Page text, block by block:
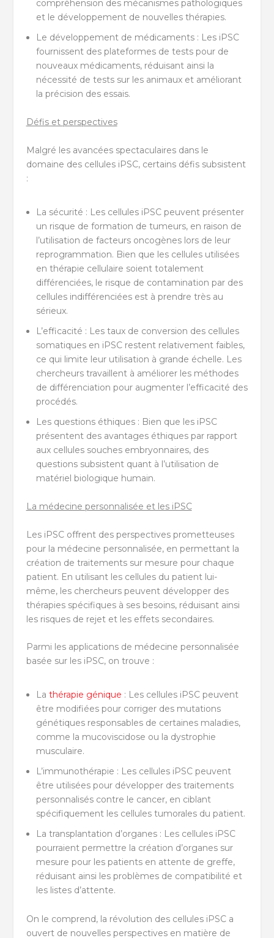
compréhension des mécanismes pathologiques
et le développement de nouvelles thérapies.
Le développement de médicaments : Les iPSC
fournissent des plateformes de tests pour de
nouveaux médicaments, réduisant ainsi la
nécessité de tests sur les animaux et améliorant
la précision des essais.
Défis et perspectives
Malgré les avancées spectaculaires dans le
domaine des cellules iPSC, certains défis subsistent
:
La sécurité : Les cellules iPSC peuvent présenter
un risque de formation de tumeurs, en raison de
l’utilisation de facteurs oncogènes lors de leur
reprogrammation. Bien que les cellules utilisées
en thérapie cellulaire soient totalement
différenciées, le risque de contamination par des
cellules indifférenciées est à prendre très au
sérieux.
L’efficacité : Les taux de conversion des cellules
somatiques en iPSC restent relativement faibles,
ce qui limite leur utilisation à grande échelle. Les
chercheurs travaillent à améliorer les méthodes
de différenciation pour augmenter l’efficacité des
procédés.
Les questions éthiques : Bien que les iPSC
présentent des avantages éthiques par rapport
aux cellules souches embryonnaires, des
questions subsistent quant à l’utilisation de
matériel biologique humain.
La médecine personnalisée et les iPSC
Les iPSC offrent des perspectives prometteuses
pour la médecine personnalisée, en permettant la
création de traitements sur mesure pour chaque
patient. En utilisant les cellules du patient lui-
même, les chercheurs peuvent développer des
thérapies spécifiques à ses besoins, réduisant ainsi
les risques de rejet et les effets secondaires.
Parmi les applications de médecine personnalisée
basée sur les iPSC, on trouve :
La thérapie génique : Les cellules iPSC peuvent
être modifiées pour corriger des mutations
génétiques responsables de certaines maladies,
comme la mucoviscidose ou la dystrophie
musculaire.
L’immunothérapie : Les cellules iPSC peuvent
être utilisées pour développer des traitements
personnalisés contre le cancer, en ciblant
spécifiquement les cellules tumorales du patient.
La transplantation d’organes : Les cellules iPSC
pourraient permettre la création d’organes sur
mesure pour les patients en attente de greffe,
réduisant ainsi les problèmes de compatibilité et
les listes d’attente.
On le comprend, la révolution des cellules iPSC a
ouvert de nouvelles perspectives en matière de